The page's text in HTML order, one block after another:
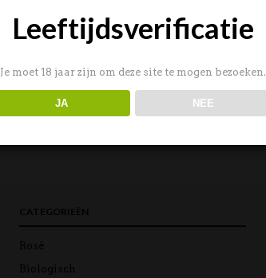
CATEGORIEËN
Rosé
Biologisch
Leeftijdsverificatie
Je moet 18 jaar zijn om deze site te mogen bezoeken.
JA NEE